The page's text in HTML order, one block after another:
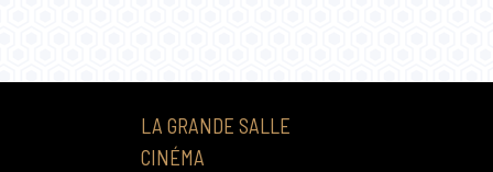
LA GRANDE SALLE
CINÉMA